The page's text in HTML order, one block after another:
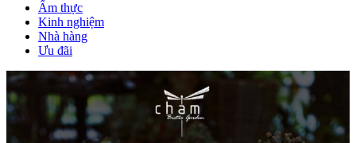
Ẩm thực
Kinh nghiệm
Nhà hàng
Ưu đãi